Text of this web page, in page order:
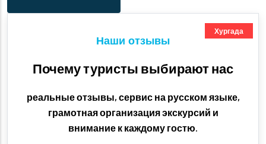
Хургада
Наши отзывы
Почему туристы выбирают нас
реальные отзывы, сервис на русском языке,
грамотная организация экскурсий и
внимание к каждому гостю.